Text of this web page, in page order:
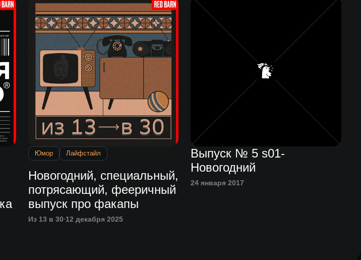
Юмор Лайфстайл
Новогодний, специальный,
потрясающий, фееричный
выпуск про факапы
Из 13 в 30 12 декабря 2025
Выпуск № 5 s01-
Новогодний
24 января 2017